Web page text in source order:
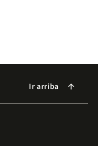
Ir arriba arrow_forward